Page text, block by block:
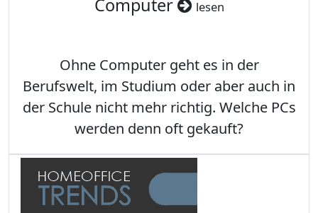
Computer
lesen
Ohne Computer geht es in der
Berufswelt, im Studium oder aber auch in
der Schule nicht mehr richtig. Welche PCs
werden denn oft gekauft?